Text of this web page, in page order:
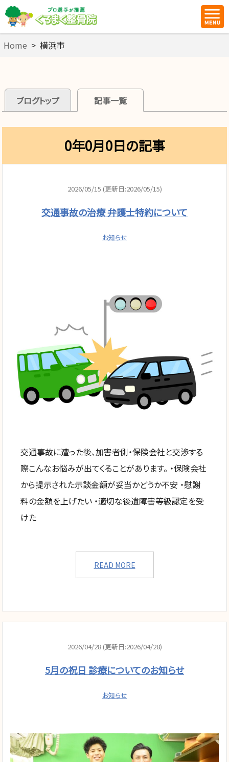
Home > 横浜市
ブログトップ 記事一覧
0年0月0日の記事
2026/05/15 (更新日:2026/05/15)
交通事故の治療 弁護士特約について
お知らせ
交通事故に遭った後、加害者側・保険会社と交渉する
際こんなお悩みが出てくることがあります。 ・保険会社
から提示された示談金額が妥当かどうか不安 ・慰謝
料の金額を上げたい ・適切な後遺障害等級認定を受
けた
READ MORE
2026/04/28 (更新日:2026/04/28)
5月の祝日 診療についてのお知らせ
お知らせ